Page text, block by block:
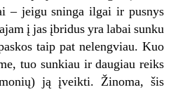
– jeigu sninga ilgai ir pusnys
į jas įbridus yra labai sunku
taip pat nelengviau. Kuo
tuo sunkiau ir daugiau reiks
ją įveikti. Žinoma, šis